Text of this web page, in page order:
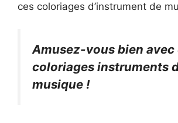
ces coloriages d’instrument de
Amusez-vous bien avec
coloriages instruments
musique !